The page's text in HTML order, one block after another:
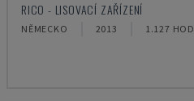
RICO - LISOVACÍ ZAŘÍZENÍ
NĚMECKO 2013 1.127 HOD